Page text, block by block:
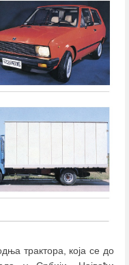
трактора, која се до